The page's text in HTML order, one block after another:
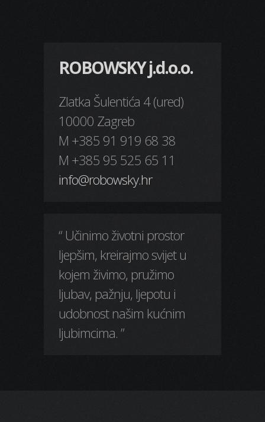
ROBOWSKY j.d.o.o.
Zlatka Šulentića 4 (ured)
10000 Zagreb
M +385 91 919 68 38
M +385 95 525 65 11
info@robowsky.hr
“ Učinimo životni prostor
ljepšim, kreirajmo svijet u
kojem živimo, pružimo
ljubav, pažnju, ljepotu i
udobnost našim kućnim
ljubimcima. ”